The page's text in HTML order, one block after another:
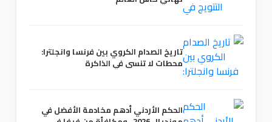
تاريخ الصدام الكروي بين فرنسا وانجلترا:
محطات لا تنسى في الذاكرة
الحكم الأردني أدهم مخادمة الأفضل في